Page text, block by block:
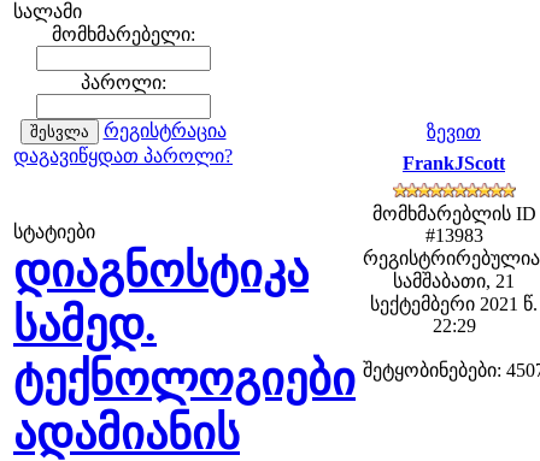
სალამი
მომხმარებელი:
პაროლი:
რეგისტრაცია
დაგავიწყდათ პაროლი?
სტატიები
დიაგნოსტიკა
სამედ.
ტექნოლოგიები
ადამიანის
ზევით
FrankJScott
მომხმარებლის ID
#13983
სამშაბათი, 21
სექტემბერი 2021 წ.
22:29
შეტყობინებები: